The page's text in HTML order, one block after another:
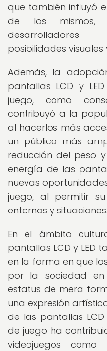
que también influyó
de los
posibilidades visuales
Además, la
pantallas LCD y
juego, como
contribuyó a la
al hacerlos más
un público más
reducción del peso
energía de las
nuevas
juego, al permitir
entornos y situaciones.
En el ámbito
pantallas LCD y LED
en la forma en que
por la sociedad
estatus de mera
una expresión
de las pantallas LCD
de juego ha
videojuegos